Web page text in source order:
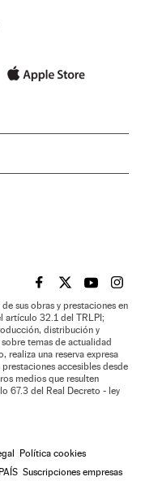
EL PAÍS BRASIL EN
EL PAÍSEL PAÍS
EL
sus obras y prestaciones en
artículo 32.1 del TRLPI;
distribución y
temas de actualidad
realiza una reserva expresa
accesibles desde
medios que resulten
67.3 del Real Decreto - ley
Política cookies
Suscripciones empresas